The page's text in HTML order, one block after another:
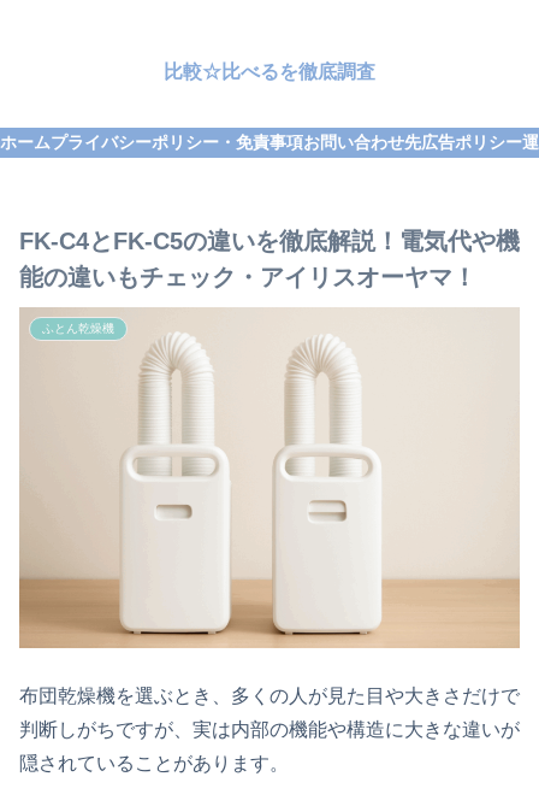
比較☆比べるを徹底調査
ホームプライバシーポリシー・免責事項お問い合わせ先広告ポリシー
FK‑C4とFK‑C5の違いを徹底解説！電気代や機
能の違いもチェック・アイリスオーヤマ！
ふとん乾燥機
布団乾燥機を選ぶとき、多くの人が見た目や大きさだけで
判断しがちですが、実は内部の機能や構造に大きな違いが
隠されていることがあります。